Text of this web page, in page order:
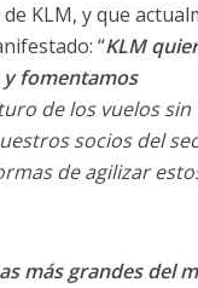
KLM, y que
“KLM
fomentamos
de los vuelos sin
socios del
de agilizar
más grandes del